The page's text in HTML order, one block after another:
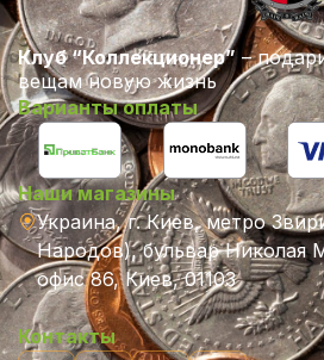
Клуб “Коллекционер” –
вещам новую жизнь
Варианты оплаты
Наши магазины
Украина, г. Киев, метро
Народов), бульвар Николая
офис 86, Киев, 01103
Контакты